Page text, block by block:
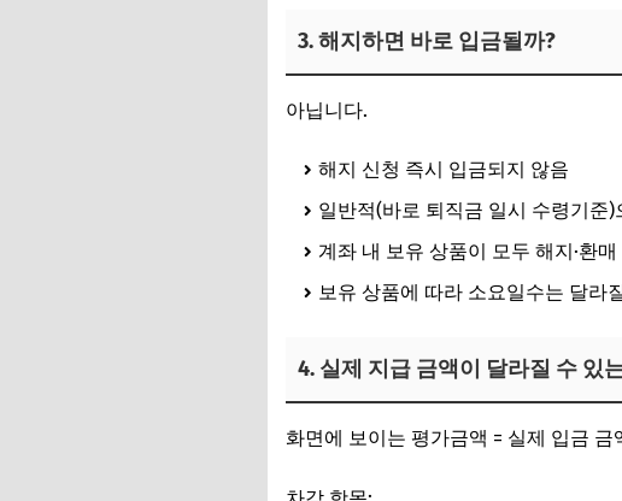
3. 해지하면 바로 입금될까?
아닙니다.
해지 신청 즉시 입금되지 않음
일반적(바로 퇴직금 일시 수령기준)
계좌 내 보유 상품이 모두 해지·환
보유 상품에 따라 소요일수는 달라
4. 실제 지급 금액이 달라질 수 있
화면에 보이는 평가금액 = 실제 입금 금